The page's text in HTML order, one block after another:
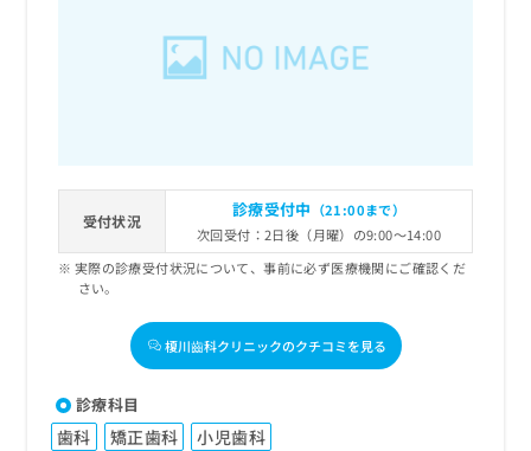
受付状況
診療受付中 （21:00まで）
次回受付：2日後（月曜）の9:00～14:00
実際の診療受付状況について、事前に必ず医療機関にご確認くだ
さい。
榎川齒科クリニックのクチコミを見る
診療科目
歯科 矯正歯科 小児歯科